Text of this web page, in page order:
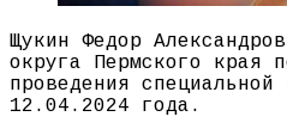
Щукин Федор
округа Пермского края
проведения специальной
12.04.2024 года.